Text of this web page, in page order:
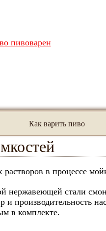
Насос для СИП-
в процессе
нержавеющей стали
производительность
в комплекте.
Как варить пиво